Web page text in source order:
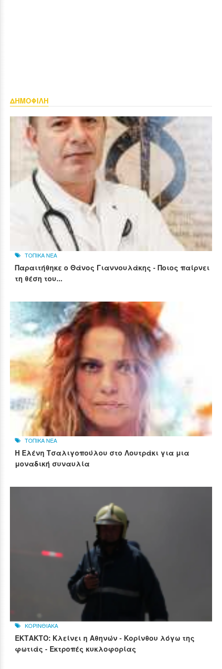
ΔΗΜΟΦΙΛΗ
ΤΟΠΙΚΑ ΝΕΑ
Παραιτήθηκε ο Θάνος Γιαννουλάκης - Ποιος παίρνει
τη θέση του...
ΤΟΠΙΚΑ ΝΕΑ
Η Ελένη Τσαλιγοπούλου στο Λουτράκι για μια
μοναδική συναυλία
ΚΟΡΙΝΘΙΑΚΑ
ΕΚΤΑΚΤΟ: Κλείνει η Αθηνών - Κορίνθου λόγω της
φωτιάς - Εκτροπές κυκλοφορίας